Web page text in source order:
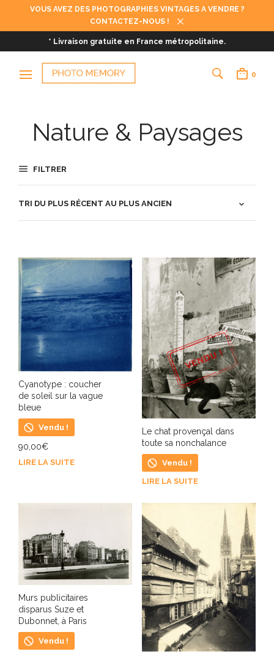
VOUS AVEZ DES PHOTOGRAPHIES VINTAGES A VENDRE ?
CONTACTEZ-NOUS !
* Livraison gratuite en France métropolitaine.
0
Nature & Paysages
FILTRER
Cyanotype : coucher
de soleil sur la vague
bleue
Vendu !
90,00€
LIRE LA SUITE
Le chat provençal dans
toute sa nonchalance
Vendu !
LIRE LA SUITE
Murs publicitaires
disparus Suze et
Dubonnet, à Paris
Vendu !